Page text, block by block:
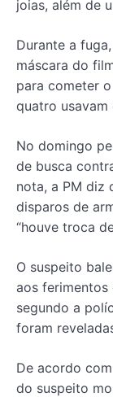
joias, além de
Durante a
máscara do
para cometer
quatro usavam
No domingo
de busca
nota, a PM diz
disparos de
“houve troca
O suspeito
aos ferimentos
segundo a
foram
De acordo
do suspeito